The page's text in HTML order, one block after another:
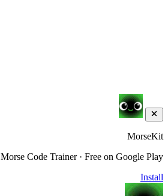
MorseKit
Morse Code Trainer · Free on Google Play
Install